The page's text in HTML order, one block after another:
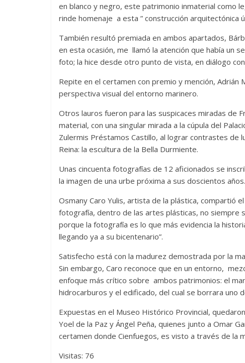
en blanco y negro, este patrimonio inmaterial como
rinde homenaje a esta ” construcción arquitectónica
También resultó premiada en ambos apartados,
en esta ocasión, me llamó la atención que había un
foto; la hice desde otro punto de vista, en diálogo
Repite en el certamen con premio y mención, Adrián
perspectiva visual del entorno marinero.
Otros lauros fueron para las suspicaces miradas de
material, con una singular mirada a la cúpula del
Zulermis Préstamos Castillo, al lograr contrastes de
Reina: la escultura de la Bella Durmiente.
Unas cincuenta fotografías de 12 aficionados se
la imagen de una urbe próxima a sus doscientos años.
Osmany Caro Yulis, artista de la plástica, compartió
fotografía, dentro de las artes plásticas, no siempre
porque la fotografía es lo que más evidencia la
llegando ya a su bicentenario”.
Satisfecho está con la madurez demostrada por la
Sin embargo, Caro reconoce que en un entorno,
enfoque más crítico sobre ambos patrimonios: el
hidrocarburos y el edificado, del cual se borrara uno
Expuestas en el Museo Histórico Provincial,
Yoel de la Paz y Ángel Peña, quienes junto a Omar
certamen donde Cienfuegos, es visto a través de la
Visitas: 76
Las series-caramelos de
Shondaland
13 marzo, 2026 Julio Martínez Molina 0
Una serie con
de muchas
28 febrero, 2026